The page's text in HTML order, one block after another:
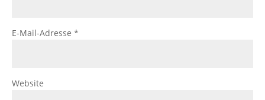
E-Mail-Adresse *
Website